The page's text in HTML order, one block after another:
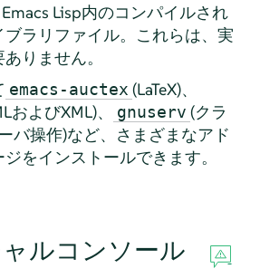
Emacs Lisp内のコンパイルされ
ブラリファイル。これらは、実
りません。
emacs-auctex (LaTeX)、
およびXML)、 gnuserv (クラ
バ操作)など、さまざまなアド
をインストールできます。
ルコンソール